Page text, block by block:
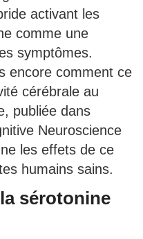
activant les
comme une
symptômes.
encore comment ce
cérébrale au
publiée dans
Neuroscience
les effets de ce
humains sains.
sérotonine